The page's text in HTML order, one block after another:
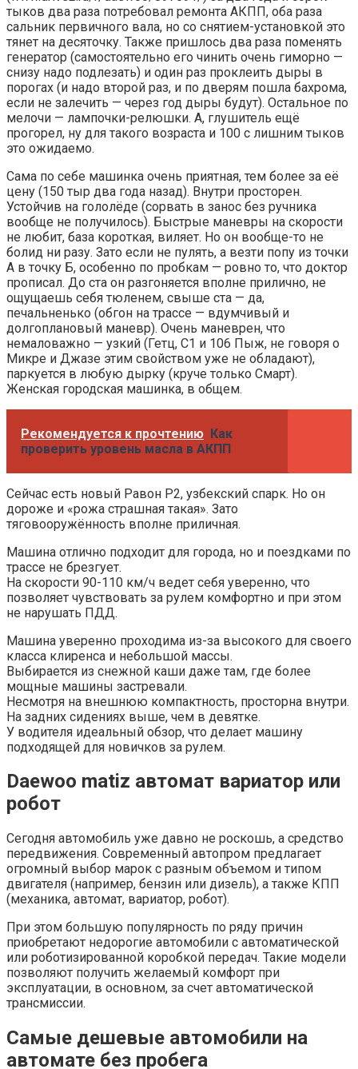
тыков два раза потребовал ремонта АКПП, оба раза
сальник первичного вала, но со снятием-установкой это
тянет на десяточку. Также пришлось два раза поменять
генератор (самостоятельно его чинить очень гиморно —
снизу надо подлезать) и один раз проклеить дыры в
порогах (и надо второй раз, и по дверям пошла бахрома,
если не залечить — через год дыры будут). Остальное по
мелочи — лампочки-релюшки. А, глушитель ещё
прогорел, ну для такого возраста и 100 с лишним тыков
это ожидаемо.
Сама по себе машинка очень приятная, тем более за её
цену (150 тыр два года назад). Внутри просторен.
Устойчив на гололёде (сорвать в занос без ручника
вообще не получилось). Быстрые маневры на скорости
не любит, база короткая, виляет. Но он вообще-то не
болид ни разу. Зато если не пулять, а везти попу из точки
А в точку Б, особенно по пробкам — ровно то, что доктор
прописал. До ста он разгоняется вполне прилично, не
ощущаешь себя тюленем, свыше ста — да,
печальненько (обгон на трассе — вдумчивый и
долгоплановый маневр). Очень маневрен, что
немаловажно — узкий (Гетц, С1 и 106 Пыж, не говоря о
Микре и Джазе этим свойством уже не обладают),
паркуется в любую дырку (круче только Смарт).
Женская городская машинка, в общем.
Рекомендуется к прочтению Как
проверить уровень масла в АКПП
Сейчас есть новый Равон Р2, узбекский спарк. Но он
дороже и «рожа страшная такая». Зато
тяговооружённость вполне приличная.
Машина отлично подходит для города, но и поездками по
трассе не брезгует.
На скорости 90-110 км/ч ведет себя уверенно, что
позволяет чувствовать за рулем комфортно и при этом
не нарушать ПДД.
Машина уверенно проходима из-за высокого для своего
класса клиренса и небольшой массы.
Выбирается из снежной каши даже там, где более
мощные машины застревали.
Несмотря на внешнюю компактность, просторна внутри.
На задних сидениях выше, чем в девятке.
У водителя идеальный обзор, что делает машину
подходящей для новичков за рулем.
Daewoo matiz автомат вариатор или
робот
Сегодня автомобиль уже давно не роскошь, а средство
передвижения. Современный автопром предлагает
огромный выбор марок с разным объемом и типом
двигателя (например, бензин или дизель), а также КПП
(механика, автомат, вариатор, робот).
При этом большую популярность по ряду причин
приобретают недорогие автомобили с автоматической
или роботизированной коробкой передач. Такие модели
позволяют получить желаемый комфорт при
эксплуатации, в основном, за счет автоматической
трансмиссии.
Самые дешевые автомобили на
автомате без пробега